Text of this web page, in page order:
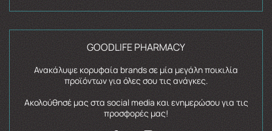
GOODLIFE PHARMACY
Ανακάλυψε κορυφαία brands σε μία μεγάλη ποικιλία
προϊόντων για όλες σου τις ανάγκες.
Ακολούθησέ μας στα social media και ενημερώσου για τις
προσφορές μας!